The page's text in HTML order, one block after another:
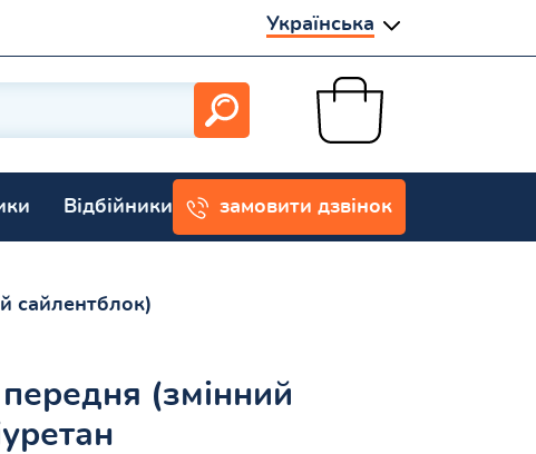
Українська
Відбійники замовити дзвінок
сайлентблок)
(змінний